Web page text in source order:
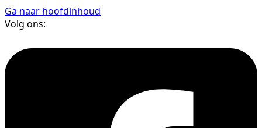
Ga naar hoofdinhoud
Volg ons: